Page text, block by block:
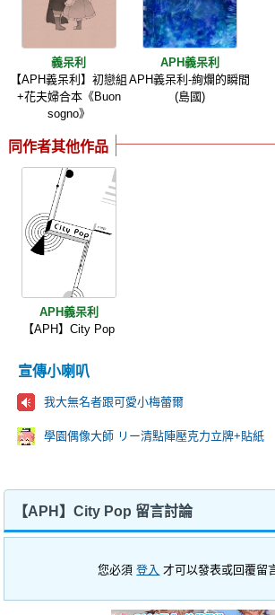
義呆利
【APH義呆利】初戀組
+花夫婦合本《Buon
sogno》
APH義呆利
APH義呆利-絢爛的瞬間
(島國)
同作者其他作品
APH義呆利
【APH】City Pop
宣傳小喇叭
我大無名者跟可愛小梅蕾爾
學園偶像大師 リー清點陣壓克力立牌+貼紙
【APH】City Pop 留言討論
您必須登入 才可以發表或回覆留